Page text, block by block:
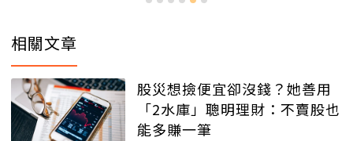
相關文章
股災想撿便宜卻沒錢？她善用
「2水庫」聰明理財：不賣股也
能多賺一筆